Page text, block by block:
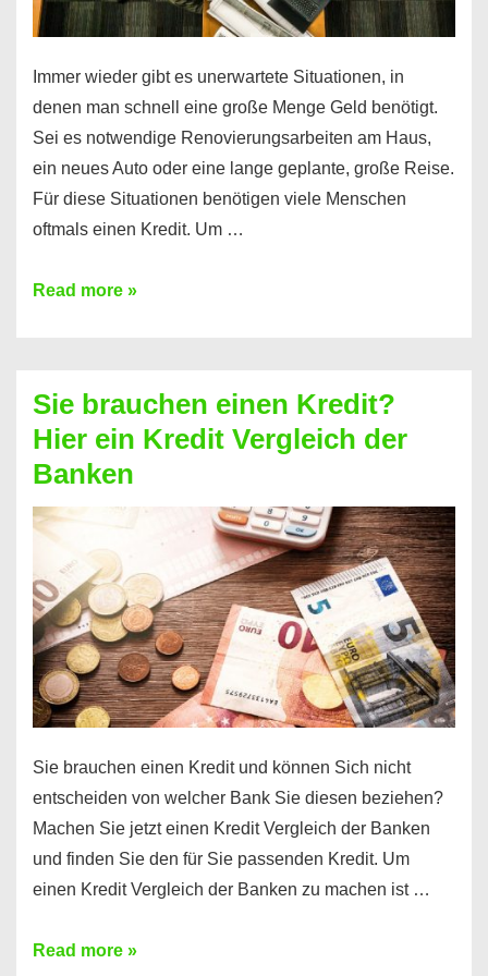
Immer wieder gibt es unerwartete Situationen, in
denen man schnell eine große Menge Geld benötigt.
Sei es notwendige Renovierungsarbeiten am Haus,
ein neues Auto oder eine lange geplante, große Reise.
Für diese Situationen benötigen viele Menschen
oftmals einen Kredit. Um …
Brauchen
Summe
Geld?
Hier
einen
10000
Euro
Kredit
finden
Read more »
Sie brauchen einen Kredit?
Hier ein Kredit Vergleich der
Banken
Sie brauchen einen Kredit und können Sich nicht
entscheiden von welcher Bank Sie diesen beziehen?
Machen Sie jetzt einen Kredit Vergleich der Banken
und finden Sie den für Sie passenden Kredit. Um
einen Kredit Vergleich der Banken zu machen ist …
Sie
Read more »